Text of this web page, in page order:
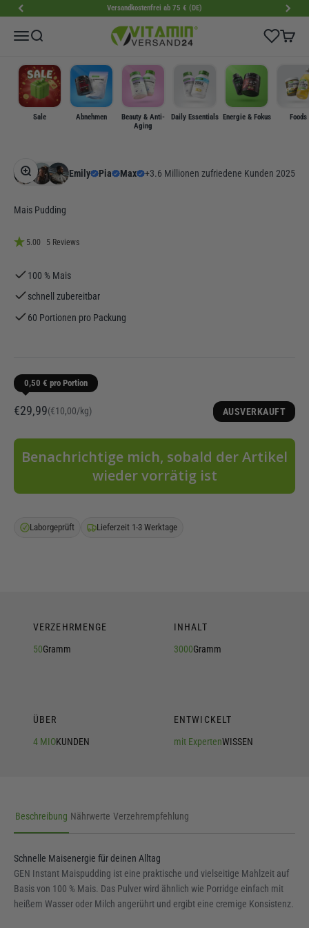
Zum Inhalt springen Versandkostenfrei ab 75 € (DE)
MenüSuche VitaminVersand24 Wishlist
Sale Abnehmen
Beauty & Anti-
Aging
Daily Essentials Energie & Fokus Foods
Bild vergrößern
Emily Pia Max +3.6 Millionen zufriedene Kunden 2025
Mais Pudding
5.00 5 Reviews
100 % Mais
schnell zubereitbar
60 Portionen pro Packung
0,50 € pro Portion
Angebot
€29,99(€10,00/kg) AUSVERKAUFT
Benachrichtige mich, sobald der Artikel
wieder vorrätig ist
Laborgeprüft Lieferzeit 1-3 Werktage
VERZEHRMENGE
50Gramm
INHALT
3000Gramm
ÜBER
4 MIOKUNDEN
ENTWICKELT
mit ExpertenWISSEN
Beschreibung Nährwerte Verzehrempfehlung
Schnelle Maisenergie für deinen Alltag
GEN Instant Maispudding ist eine praktische und vielseitige Mahlzeit auf
Basis von 100 % Mais. Das Pulver wird ähnlich wie Porridge einfach mit
heißem Wasser oder Milch angerührt und ergibt eine cremige Konsistenz.